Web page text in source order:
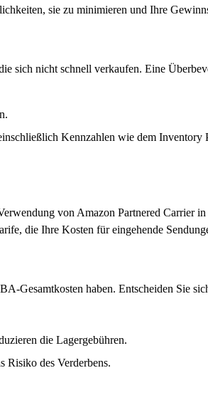
sie zu minimieren und Ihre
sich nicht schnell verkaufen. Eine
Kennzahlen wie dem Inventory
von Amazon Partnered Carrier
die Ihre Kosten für eingehende
Gesamtkosten haben. Entscheiden Sie
die Lagergebühren.
Risiko des Verderbens.